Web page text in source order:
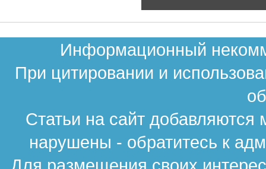
Информационный
При цитировании и
Статьи на сайт
нарушены - обратитесь к